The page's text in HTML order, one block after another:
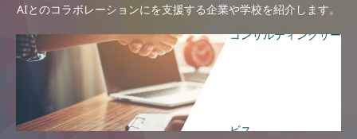
AIとのコラボレーションにを支援する企業や学校を紹介します。
コンサルティングサー
ビス